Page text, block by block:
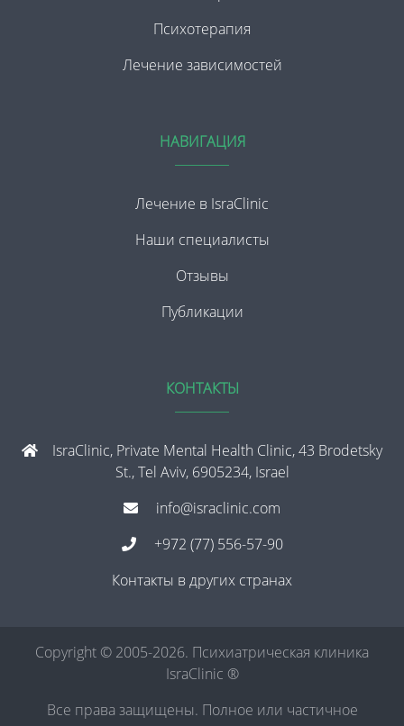
Психотерапия
Лечение зависимостей
НАВИГАЦИЯ
Лечение в IsraClinic
Наши специалисты
Отзывы
Публикации
КОНТАКТЫ
IsraClinic, Private Mental Health Clinic, 43 Brodetsky
St., Tel Aviv, 6905234, Israel
info@israclinic.com
+972 (77) 556-57-90
Контакты в других странах
Copyright © 2005-2026. Психиатрическая клиника
IsraClinic ®
Все права защищены. Полное или частичное